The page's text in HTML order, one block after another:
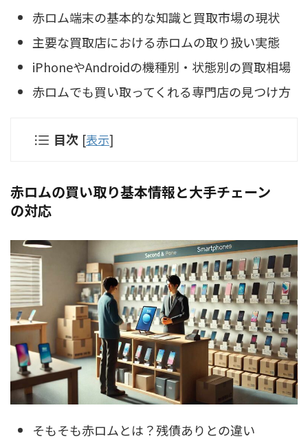
赤ロム端末の基本的な知識と買取市場の現状
主要な買取店における赤ロムの取り扱い実態
iPhoneやAndroidの機種別・状態別の買取相場
赤ロムでも買い取ってくれる専門店の見つけ方
目次 [表示]
赤ロムの買い取り基本情報と大手チェーン
の対応
そもそも赤ロムとは？残債ありとの違い